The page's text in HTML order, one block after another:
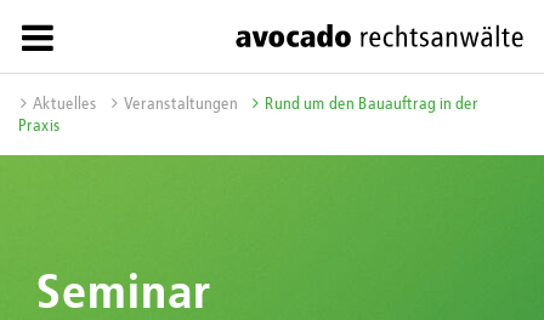
Aktuelles Veranstaltungen
Rund um den Bauauftrag in der
Praxis
Seminar